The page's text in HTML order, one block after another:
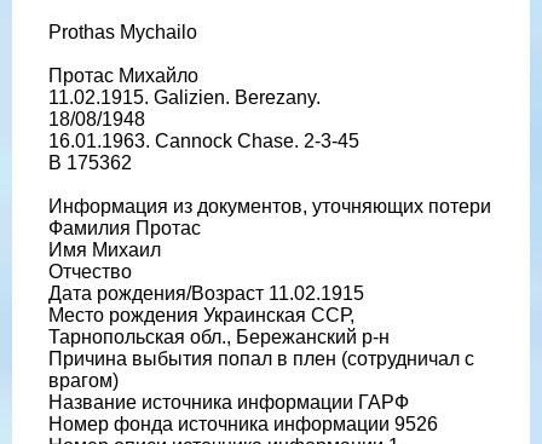
Prothas Mychailo
Протас Михайло
11.02.1915. Galizien. Berezany.
18/08/1948
16.01.1963. Cannock Chase. 2-3-45
B 175362
Информация из документов, уточняющих потери
Фамилия Протас
Имя Михаил
Отчество
Дата рождения/Возраст 11.02.1915
Место рождения Украинская ССР,
Тарнопольская обл., Бережанский р-н
Причина выбытия попал в плен (сотрудничал с
врагом)
Название источника информации ГАРФ
Номер фонда источника информации 9526